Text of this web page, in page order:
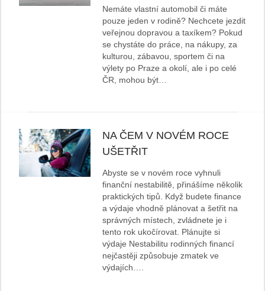
Nemáte vlastní automobil či máte
pouze jeden v rodině? Nechcete jezdit
veřejnou dopravou a taxíkem? Pokud
se chystáte do práce, na nákupy, za
kulturou, zábavou, sportem či na
výlety po Praze a okolí, ale i po celé
ČR, mohou být…
NA ČEM V NOVÉM ROCE
UŠETŘIT
Abyste se v novém roce vyhnuli
finanční nestabilitě, přinášíme několik
praktických tipů. Když budete finance
a výdaje vhodně plánovat a šetřit na
správných místech, zvládnete je i
tento rok ukočírovat. Plánujte si
výdaje Nestabilitu rodinných financí
nejčastěji způsobuje zmatek ve
výdajích….